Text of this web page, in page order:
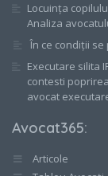
Locuința
Analiza
În ce condiții
Executare silita
contesti
avocat
Avocat365:
Articole